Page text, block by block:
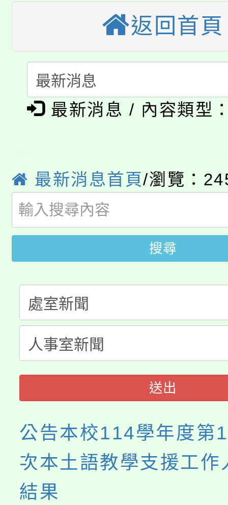
田徑場及游泳池舉行。
桃園市低收入戶享有免
視費優惠，中低收入戶
半價優惠，詳情可洽有
者。
大園自造教育及科技
份教師增能研習
大溪自造教育及科技中
份教師研習
淨零綠生活教案入校路
會
公告本校115學年度第
告(尚有缺額)
場熱烈登場!
徵才活動。
YOUNG桃局內行報名
局官網。
8月14至27日，桃園電
115年桃園市運動會8/
田徑場及游泳池舉行。
桃園市低收入戶享有免
視費優惠，中低收入戶
半價優惠，詳情可洽有
者。
大園自造教育及科技中
份教師增能研習
大溪自造教育及科技中
份教師研習
淨零綠生活教案入校路
會
返回首頁
最新消息 / 內容類型
最新消息首頁/瀏覽：
搜尋
送出
公告本校114學年度第
次本土語教學支援工作
結果